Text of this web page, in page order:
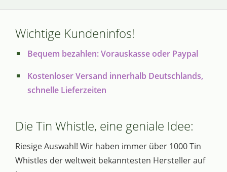
Wichtige Kundeninfos!
Bequem bezahlen: Vorauskasse oder Paypal
Kostenloser Versand innerhalb Deutschlands,
schnelle Lieferzeiten
Die Tin Whistle, eine geniale Idee:
Riesige Auswahl! Wir haben immer über 1000 Tin
Whistles der weltweit bekanntesten Hersteller auf